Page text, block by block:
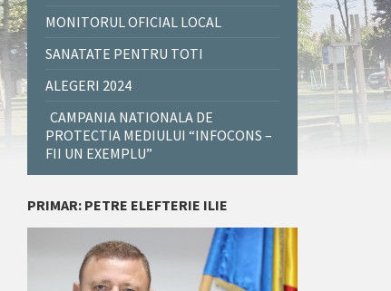
MONITORUL OFICIAL LOCAL
SANATATE PENTRU TOTI
ALEGERI 2024
CAMPANIA NATIONALA DE
PROTECTIA MEDIULUI “INFOCONS –
FII UN EXEMPLU”
PRIMAR: PETRE ELEFTERIE ILIE